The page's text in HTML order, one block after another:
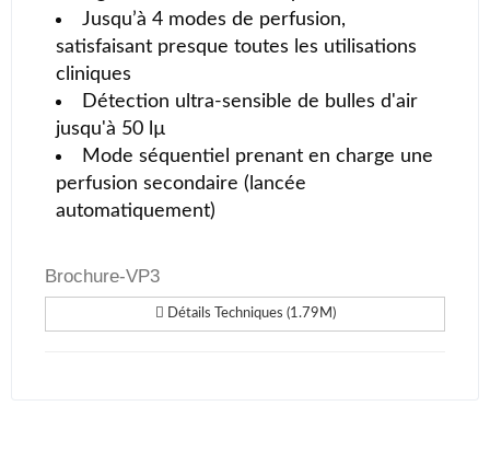
Jusqu’à 4 modes de perfusion,
satisfaisant presque toutes les utilisations
cliniques
Détection ultra-sensible de bulles d'air
jusqu'à 50 lµ
Mode séquentiel prenant en charge une
perfusion secondaire (lancée
automatiquement)
Brochure-VP3
Détails Techniques (1.79M)